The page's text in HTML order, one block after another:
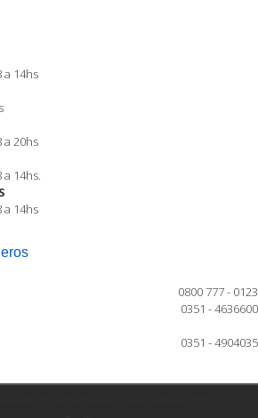
14hs
20hs
14hs.
14hs
0800 777 - 0123
0351 - 4636600
0351 - 4904035